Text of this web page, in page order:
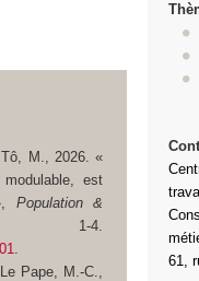
M., 2026. «
est
Population &
1-4.
Pape, M.-C.,
61,